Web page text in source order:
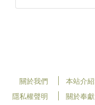
關於我們 本站介紹
隱私權聲明
關於奉獻